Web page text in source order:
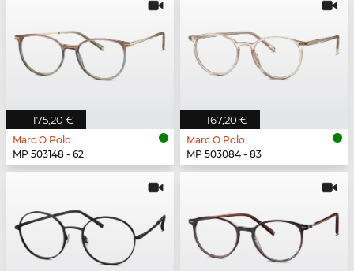
175,20 €
Marc O Polo
MP 503148 - 62
167,20 €
Marc O Polo
MP 503084 - 83